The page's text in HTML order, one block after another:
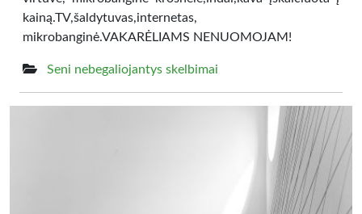
kainą.TV,šaldytuvas,internetas,
mikrobanginė.VAKARĖLIAMS NENUOMOJAM!
Seni nebegaliojantys skelbimai